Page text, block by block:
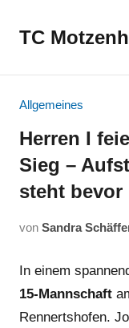
InhaltTC
Allgemeines
Herren I
Sieg –
steht bevor
von Sandra
In einem
15-Mannschaft
Rennertshofen.